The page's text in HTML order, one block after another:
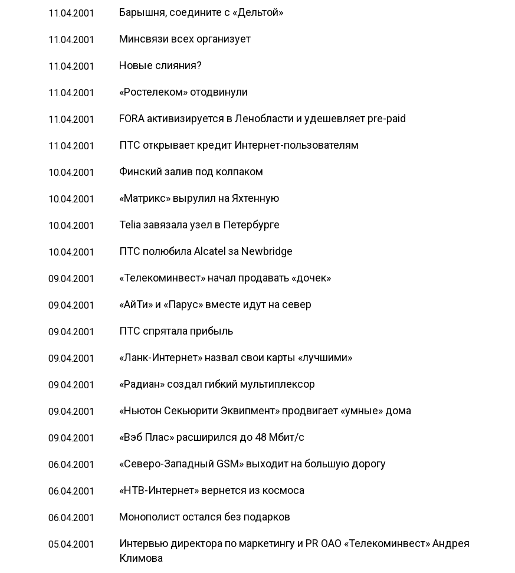
11.04.2001 Барышня, соедините с «Дельтой»
11.04.2001 Минсвязи всех организует
11.04.2001 Новые слияния?
11.04.2001 «Ростелеком» отодвинули
11.04.2001 FORA активизируется в Ленобласти и удешевляет pre-paid
11.04.2001 ПТС открывает кредит Интернет-пользователям
10.04.2001 Финский залив под колпаком
10.04.2001 «Матрикс» вырулил на Яхтенную
10.04.2001 Telia завязала узел в Петербурге
10.04.2001 ПТС полюбила Alcatel за Newbridge
09.04.2001 «Телекоминвест» начал продавать «дочек»
09.04.2001 «АйТи» и «Парус» вместе идут на север
09.04.2001 ПТС спрятала прибыль
09.04.2001 «Ланк-Интернет» назвал свои карты «лучшими»
09.04.2001 «Радиан» создал гибкий мультиплексор
09.04.2001 «Ньютон Секьюрити Эквипмент» продвигает «умные» дома
09.04.2001 «Вэб Плас» расширился до 48 Мбит/с
06.04.2001 «Северо-Западный GSM» выходит на большую дорогу
06.04.2001 «НТВ-Интернет» вернется из космоса
06.04.2001 Монополист остался без подарков
05.04.2001
Интервью директора по маркетингу и PR ОАО «Телекоминвест» Андрея
Климова